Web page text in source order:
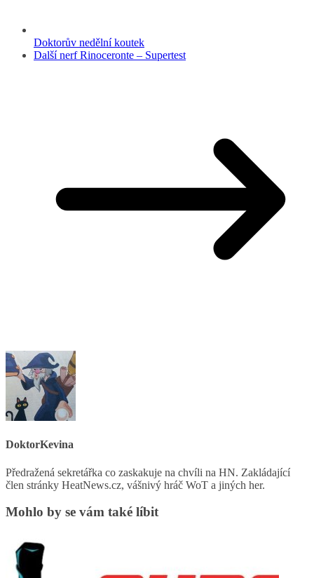
Doktorův nedělní koutek
Další nerf Rinoceronte – Supertest
DoktorKevina
Předražená sekretářka co zaskakuje na chvíli na HN. Zakládající
člen stránky HeatNews.cz, vášnivý hráč WoT a jiných her.
Mohlo by se vám také líbit